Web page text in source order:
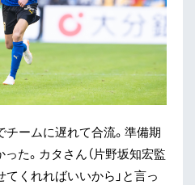
ームに遅れて合流。準備期
た。カタさん（片野坂知宏監
てくれればいいから」と言っ